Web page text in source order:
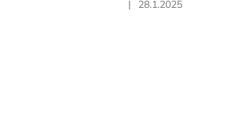
Hodnocení
| 28.1.2025